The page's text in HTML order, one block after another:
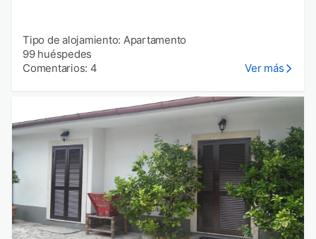
Tipo de alojamiento: Apartamento
99 huéspedes
Comentarios: 4
Ver más